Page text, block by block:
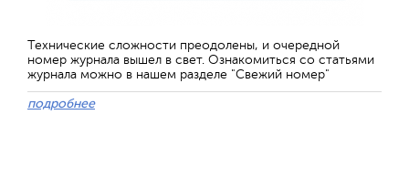
Технические сложности преодолены, и очередной
номер журнала вышел в свет. Ознакомиться со статьями
журнала можно в нашем разделе "Свежий номер"
подробнее